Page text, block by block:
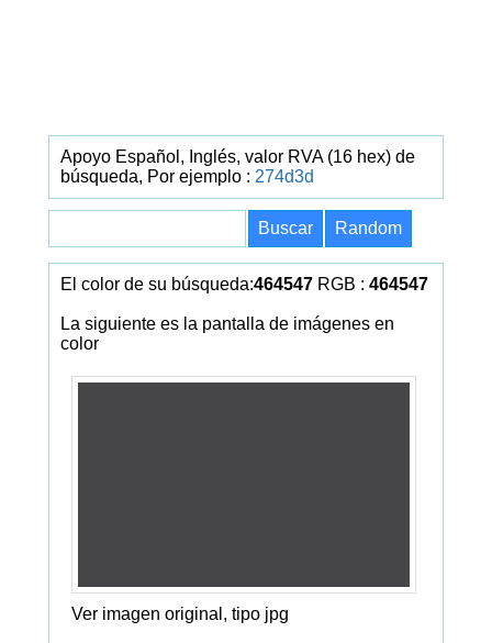
Apoyo Español, Inglés, valor RVA (16 hex) de
búsqueda, Por ejemplo : 274d3d
El color de su búsqueda:464547 RGB : 464547
La siguiente es la pantalla de imágenes en
color
Ver imagen original, tipo jpg